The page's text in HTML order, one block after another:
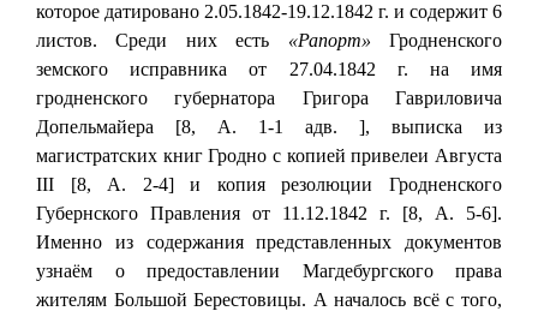
которое датировано 2.05.1842-19.12.1842 г. и содержит 6
листов. Среди них есть «Рапорт» Гродненского
земского исправника от 27.04.1842 г. на имя
гродненского губернатора Григора Гавриловича
Допельмайера [8, А. 1-1 адв. ], выписка из
магистратских книг Гродно с копией привелеи Августа
III [8, А. 2-4] и копия резолюции Гродненского
Губернского Правления от 11.12.1842 г. [8, А. 5-6].
Именно из содержания представленных документов
узнаём о предоставлении Магдебургского права
жителям Большой Берестовицы. А началось всё с того,